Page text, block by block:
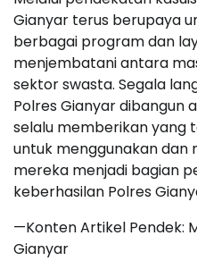
Gianyar terus berupaya
berbagai program dan
menjembatani antara
sektor swasta. Segala
Polres Gianyar dibangun
selalu memberikan yang
untuk menggunakan
mereka menjadi bagian
keberhasilan Polres
—Konten Artikel Pendek:
Gianyar